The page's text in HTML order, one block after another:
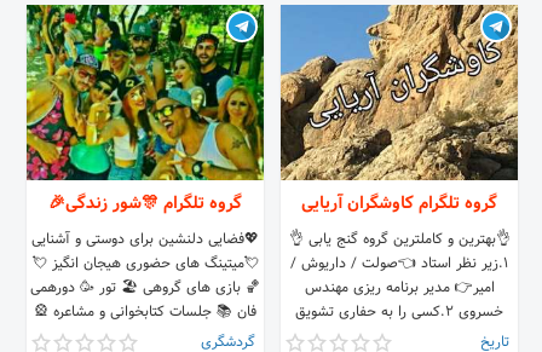
گروه تلگرام کاوشگران آریایی
👌بهترین و کاملترین گروه گنج یابی 👌
۱.زیر نظر استاد 👈صولت / داریوش /
امیر👉 مدیر برنامه ریزی مهندس
خسروی ۲.کسی را به حفاری تشویق
نمیکنیم ۳.هدف ما جلوگیری از تخریب
تاریخ
گروه تلگرام 🎊شور زندگی🎉
💖فضایی دلنشین برای دوستی و آشنایی
💘میتینگ های حضوری هیجان انگیز 💘
🏀 بازی های گروهی 🏖 تور 🥳 دورهمی
فان 📚 جلسات کتابخوانی و مشاعره 🎡
شهربازی ☕️ کافه 🍷 مهمونی 🎪 سیرک
گردشگری